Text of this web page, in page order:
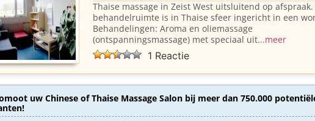
Thaise massage in Zeist West uitsluitend op afspraak.
behandelruimte is in Thaise sfeer ingericht in een
Behandelingen: Aroma en oliemassage
(ontspanningsmassage) met speciaal uit...meer
1 Reactie
uw Chinese of Thaise Massage Salon bij meer dan 750.000